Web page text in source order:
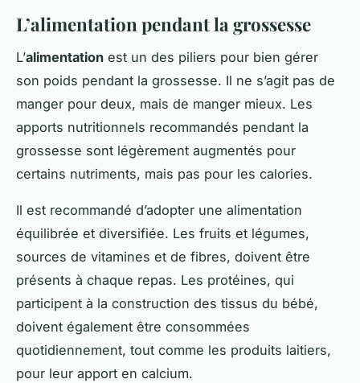
L’alimentation pendant la grossesse
L’alimentation est un des piliers pour bien gérer
son poids pendant la grossesse. Il ne s’agit pas de
manger pour deux, mais de manger mieux. Les
apports nutritionnels recommandés pendant la
grossesse sont légèrement augmentés pour
certains nutriments, mais pas pour les calories.
Il est recommandé d’adopter une alimentation
équilibrée et diversifiée. Les fruits et légumes,
sources de vitamines et de fibres, doivent être
présents à chaque repas. Les protéines, qui
participent à la construction des tissus du bébé,
doivent également être consommées
quotidiennement, tout comme les produits laitiers,
pour leur apport en calcium.